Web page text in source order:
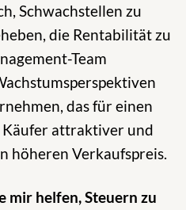
Schwachstellen zu
die Rentabilität zu
Team
das für einen
attraktiver und
höheren Verkaufspreis.
mir helfen, Steuern zu